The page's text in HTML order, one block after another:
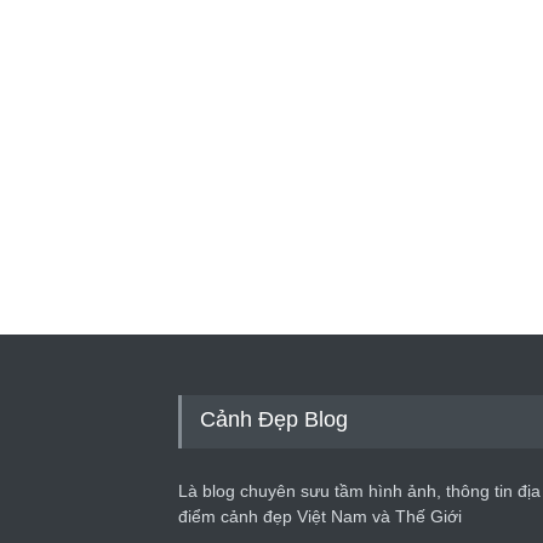
Cảnh Đẹp Blog
Là blog chuyên sưu tầm hình ảnh, thông tin địa
điểm cảnh đẹp Việt Nam và Thế Giới